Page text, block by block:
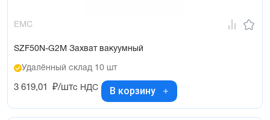
EMC
SZF50N-G2M Захват вакуумный
Удалённый склад 10 шт
3 619,01 ₽/штс НДС В корзину